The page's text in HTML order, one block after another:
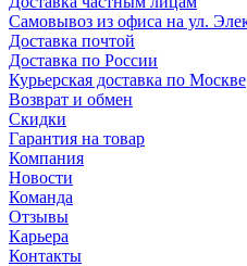
Самовывоз из офиса на ул.
Доставка почтой
Доставка по России
Курьерская доставка по Москве
Возврат и обмен
Скидки
Гарантия на товар
Компания
Новости
Команда
Отзывы
Карьера
Контакты